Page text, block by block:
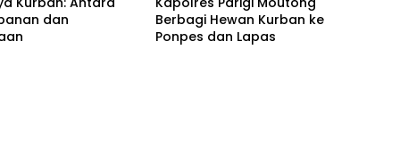
dan
Berbagi Hewan Kurban ke
Ponpes dan Lapas